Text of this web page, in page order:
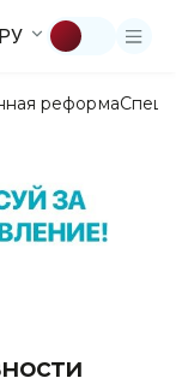
РУ
реформа